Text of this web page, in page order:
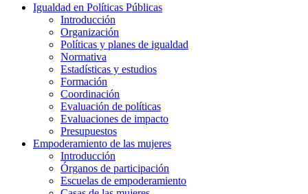
Igualdad en Políticas Públicas
Introducción
Organización
Políticas y planes de igualdad
Normativa
Estadísticas y estudios
Formación
Coordinación
Evaluación de políticas
Evaluaciones de impacto
Presupuestos
Empoderamiento de las mujeres
Introducción
Órganos de participación
Escuelas de empoderamiento